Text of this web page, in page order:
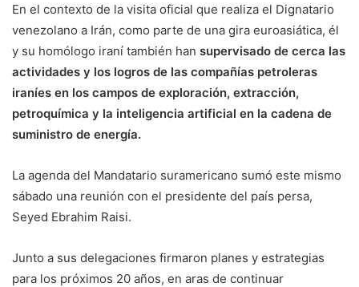
En el contexto de la visita oficial que realiza el Dignatario
venezolano a Irán, como parte de una gira euroasiática, él
y su homólogo iraní también han supervisado de cerca las
actividades y los logros de las compañías petroleras
iraníes en los campos de exploración, extracción,
petroquímica y la inteligencia artificial en la cadena de
suministro de energía.
La agenda del Mandatario suramericano sumó este mismo
sábado una reunión con el presidente del país persa,
Seyed Ebrahim Raisi.
Junto a sus delegaciones firmaron planes y estrategias
para los próximos 20 años, en aras de continuar